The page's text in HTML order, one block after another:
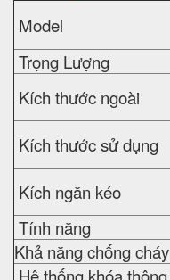
Model
Trọng Lượng
Kích thước ngoài
Kích thước sử dụng
Kích ngăn kéo
Tính năng
Khả năng chống cháy